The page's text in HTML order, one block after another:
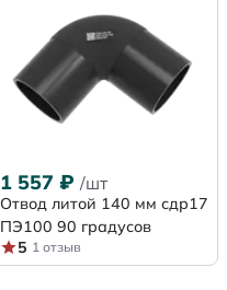
1 557 ₽ /шт
Отвод литой 140 мм сдр17
ПЭ100 90 градусов
5 1 отзыв